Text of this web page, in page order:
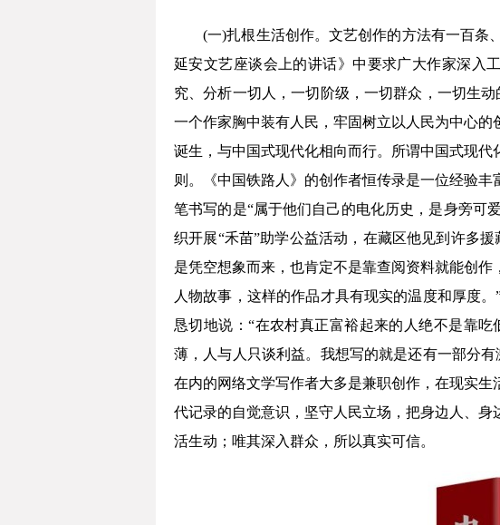
(一)扎根生活创作。文艺创作的方法有一百条
延安文艺座谈会上的讲话》中要求广大作家深入
究、分析一切人，一切阶级，一切群众，一切生
一个作家胸中装有人民，牢固树立以人民为中心
诞生，与中国式现代化相向而行。所谓中国式现
则。《中国铁路人》的创作者恒传录是一位经验
笔书写的是“属于他们自己的电化历史，是身旁可
织开展“禾苗”助学公益活动，在藏区他见到许多
是凭空想象而来，也肯定不是靠查阅资料就能创
人物故事，这样的作品才具有现实的温度和厚度
恳切地说：“在农村真正富裕起来的人绝不是靠
薄，人与人只谈利益。我想写的就是还有一部分
在内的网络文学写作者大多是兼职创作，在现实
代记录的自觉意识，坚守人民立场，把身边人、
活生动；唯其深入群众，所以真实可信。